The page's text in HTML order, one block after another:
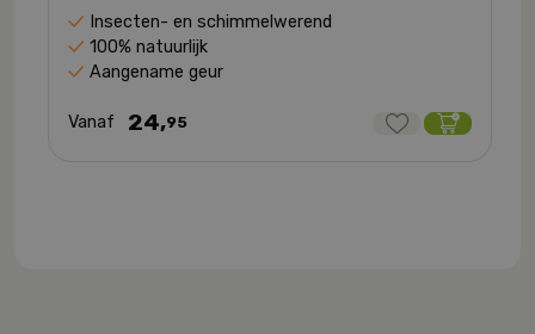
Insecten- en schimmelwerend
100% natuurlijk
Aangename geur
Vanaf 24,95